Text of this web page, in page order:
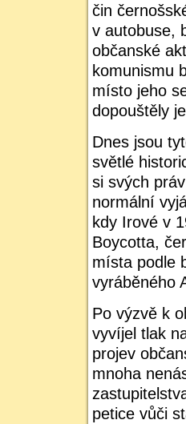
čin
v autobuse,
občanské
komunismu
místo jeho
dopouštěly
Dnes jsou
světlé
si svých
normální
kdy Irové v
Boycotta,
místa podle
vyráběného
Po výzvě k
vyvíjel tlak
projev
mnoha
petice vůči